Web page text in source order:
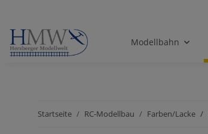
Modellbahn
Startseite RC-Modellbau Farben/Lacke